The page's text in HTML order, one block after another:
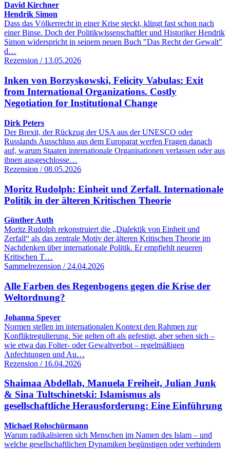
David Kirchner
Hendrik Simon
Dass das Völkerrecht in einer Krise steckt, klingt fast schon nach
einer Binse. Doch der Politikwissenschaftler und Historiker Hendrik
Simon widerspricht in seinem neuen Buch "Das Recht der Gewalt"
d…
Rezension / 13.05.2026
Inken von Borzyskowski, Felicity Vabulas: Exit
from International Organizations. Costly
Negotiation for Institutional Change
Dirk Peters
Der Brexit, der Rückzug der USA aus der UNESCO oder
Russlands Ausschluss aus dem Europarat werfen Fragen danach
auf, warum Staaten internationale Organisationen verlassen oder aus
ihnen ausgeschlosse…
Rezension / 08.05.2026
Moritz Rudolph: Einheit und Zerfall. Internationale
Politik in der älteren Kritischen Theorie
Günther Auth
Moritz Rudolph rekonstruiert die „Dialektik von Einheit und
Zerfall“ als das zentrale Motiv der älteren Kritischen Theorie im
Nachdenken über internationale Politik. Er empfiehlt neueren
Kritischen T…
Sammelrezension / 24.04.2026
Alle Farben des Regenbogens gegen die Krise der
Weltordnung?
Johanna Speyer
Normen stellen im internationalen Kontext den Rahmen zur
Konfliktregulierung. Sie gelten oft als gefestigt, aber sehen sich –
wie etwa das Folter- oder Gewaltverbot – regelmäßigen
Anfechtungen und Au…
Rezension / 16.04.2026
Shaimaa Abdellah, Manuela Freiheit, Julian Junk
& Sina Tultschinetski: Islamismus als
gesellschaftliche Herausforderung: Eine Einführung
Michael Rohschürmann
Warum radikalisieren sich Menschen im Namen des Islam – und
welche gesellschaftlichen Dynamiken begünstigen oder verhindern